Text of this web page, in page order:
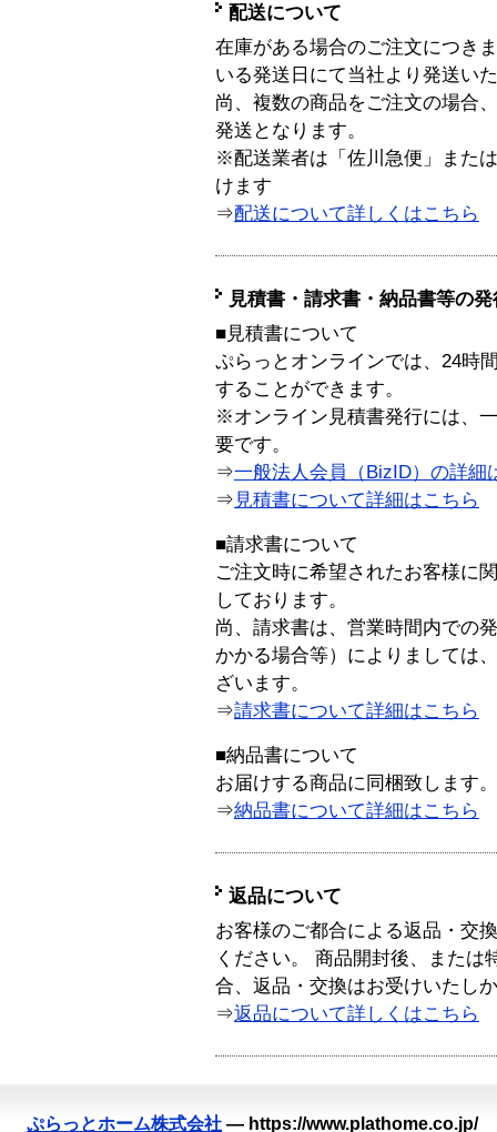
配送について
在庫がある場合のご注文につき
いる発送日にて当社より発送い
尚、複数の商品をご注文の場合
発送となります。
※配送業者は「佐川急便」また
けます
⇒配送について詳しくはこちら
見積書・請求書・納品書等の
■見積書について
ぷらっとオンラインでは、24時
することができます。
※オンライン見積書発行には、
要です。
⇒一般法人会員（BizID）の詳細
⇒ 見積書について詳細はこちら
■請求書について
ご注文時に希望されたお客様に
しております。
尚、請求書は、営業時間内での
かかる場合等）によりましては
ざいます。
⇒請求書について詳細はこちら
■納品書について
お届けする商品に同梱致します。
⇒納品書について詳細はこちら
返品について
お客様のご都合による返品・交
ください。 商品開封後、または
合、返品・交換はお受けいたし
⇒返品について詳しくはこちら
ぷらっとホーム株式会社 — https://www.plathome.co.jp/